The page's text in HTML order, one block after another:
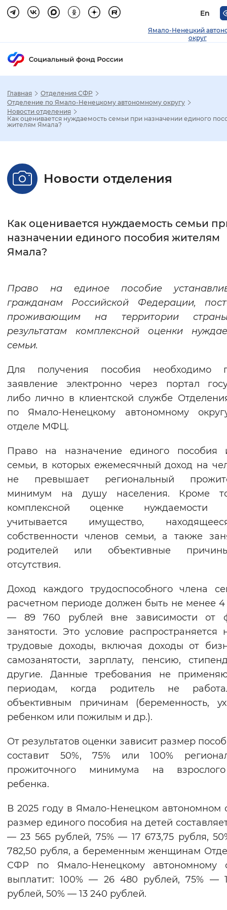
En
Ямало-Ненецкий
округ
Настройка режима отображения
Стандартный
Без засечек С засечками
Цвет сайта
Монохромный Инверсивный
Синий фон
Включены Выключены
Звуковой ассистент
Воспроизвести
Вернуть стандартные настройки
Главная
Отделения СФР
Отделение по Ямало-Ненецкому автономному округу
Новости отделения
Как оценивается нуждаемость семьи при назначении единого
жителям Ямала?
Новости отделения
Как оценивается нуждаемость семьи
назначении единого пособия жителям
Ямала?
Право на единое пособие
гражданам Российской Федерации,
проживающим на территории
результатам комплексной оценки
семьи.
Для получения пособия необходимо
заявление электронно через портал
либо лично в клиентской службе
по Ямало-Ненецкому автономному
отделе МФЦ.
Право на назначение единого пособия
семьи, в которых ежемесячный доход на
не превышает региональный
минимум на душу населения. Кроме
комплексной оценке нуждаемости
учитывается имущество,
собственности членов семьи, а также
родителей или объективные
отсутствия.
Доход каждого трудоспособного члена
расчетном периоде должен быть не менее
— 89 760 рублей вне зависимости от
занятости. Это условие распространяется
трудовые доходы, включая доходы от
самозанятости, зарплату, пенсию,
другие. Данные требования не
периодам, когда родитель не
объективным причинам (беременность,
ребенком или пожилым и др.).
От результатов оценки зависит размер
составит 50%, 75% или 100%
прожиточного минимума на
ребенка.
В 2025 году в Ямало-Ненецком автономном
размер единого пособия на детей
— 23 565 рублей, 75% — 17 673,75 рубля,
782,50 рубля, а беременным женщинам
СФР по Ямало-Ненецкому автономному
выплатит: 100% — 26 480 рублей, 75% —
рублей, 50% — 13 240 рублей.